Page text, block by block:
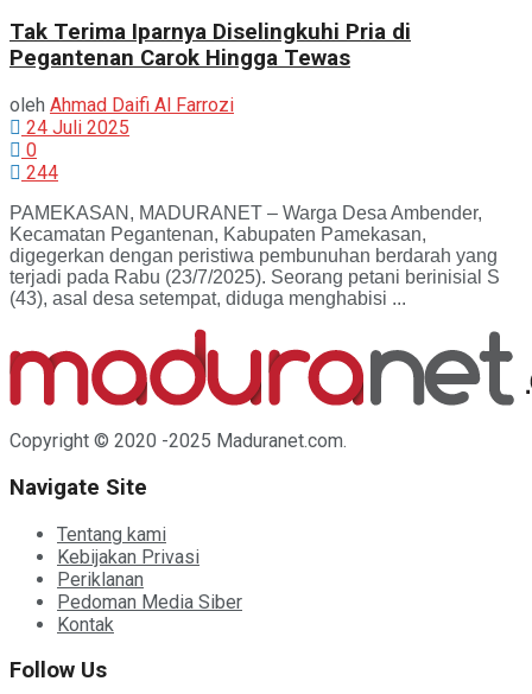
Tak Terima Iparnya Diselingkuhi Pria di
Pegantenan Carok Hingga Tewas
oleh Ahmad Daifi Al Farrozi
24 Juli 2025
0
244
PAMEKASAN, MADURANET – Warga Desa Ambender,
Kecamatan Pegantenan, Kabupaten Pamekasan,
digegerkan dengan peristiwa pembunuhan berdarah yang
terjadi pada Rabu (23/7/2025). Seorang petani berinisial S
(43), asal desa setempat, diduga menghabisi ...
Copyright © 2020 -2025 Maduranet.com.
Navigate Site
Tentang kami
Kebijakan Privasi
Periklanan
Pedoman Media Siber
Kontak
Follow Us